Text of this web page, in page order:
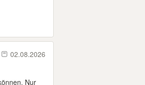
02.08.2026
Nur